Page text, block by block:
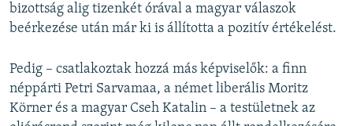
bizottság alig tizenkét órával a magyar válaszok
beérkezése után már ki is állította a pozitív értékelést.
Pedig – csatlakoztak hozzá más képviselők: a finn
néppárti Petri Sarvamaa, a német liberális Moritz
Körner és a magyar Cseh Katalin – a testületnek az